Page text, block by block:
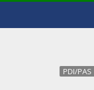
PDI/PAS